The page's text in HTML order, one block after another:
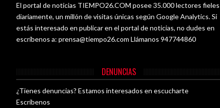
El portal de noticias TIEMPO26.COM posee 35.000 lectores fieles
diariamente, un millón de visitas únicas según Google Analytics. Si
estás interesado en publicar en el portal de noticias, no dudes en
escríbenos a:prensa@tiempo26.com Llámanos 947744860
DENUNCIAS
¿Tienes denuncias? Estamos interesados en escucharte
Escríbenos